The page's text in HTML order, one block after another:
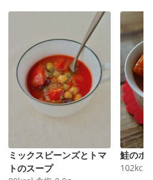
ミックスビーンズとトマ
トのスープ
鮭のホ
102kcal